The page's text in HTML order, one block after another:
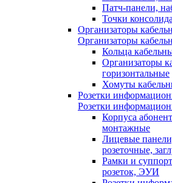
Патч-панели,
Точки
Организаторы
Организаторы
Кольца
Организаторы
горизонтальные
Хомуты
Розетки
Розетки
Корпуса
монтажные
Лицевые
розеточные,
Рамки и
розеток, ЭУИ